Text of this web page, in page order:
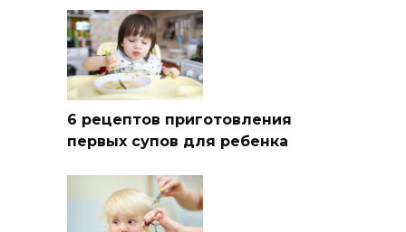
6 рецептов приготовления
первых супов для ребенка